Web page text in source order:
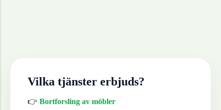
Vilka tjänster erbjuds?
👉 Bortforsling av möbler